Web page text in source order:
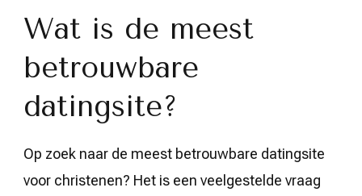
Wat is de meest
betrouwbare
datingsite?
Op zoek naar de meest betrouwbare datingsite
voor christenen? Het is een veelgestelde vraag